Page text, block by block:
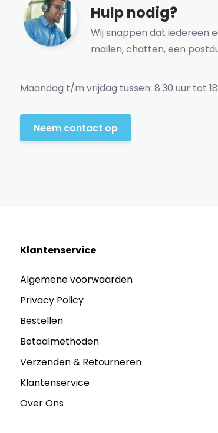
Hulp nodig?
Wij snappen dat iedereen
mailen, chatten, een
Maandag t/m vrijdag tussen: 8:30 uur tot
Neem contact op
Klantenservice
Algemene voorwaarden
Privacy Policy
Bestellen
Betaalmethoden
Verzenden & Retourneren
Klantenservice
Over Ons